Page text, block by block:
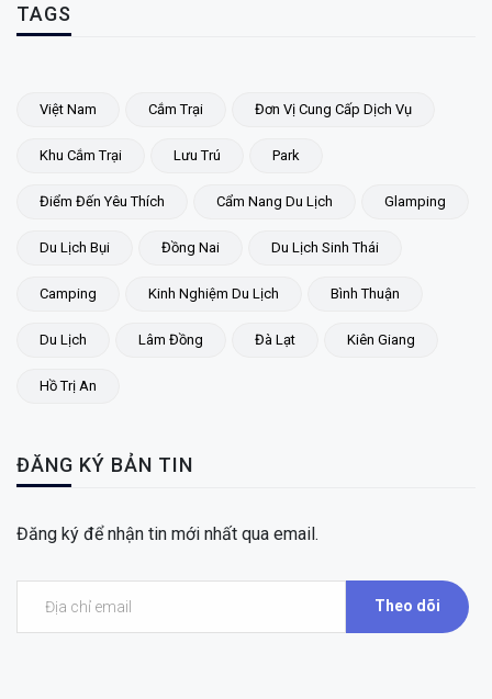
TAGS
Việt Nam Cắm Trại Đơn Vị Cung Cấp Dịch Vụ
Khu Cắm Trại Lưu Trú Park
Điểm Đến Yêu Thích Cẩm Nang Du Lịch Glamping
Du Lịch Bụi Đồng Nai Du Lịch Sinh Thái
Camping Kinh Nghiệm Du Lịch Bình Thuận
Du Lịch Lâm Đồng Đà Lạt Kiên Giang
Hồ Trị An
ĐĂNG KÝ BẢN TIN
Đăng ký để nhận tin mới nhất qua email.
Theo dõi